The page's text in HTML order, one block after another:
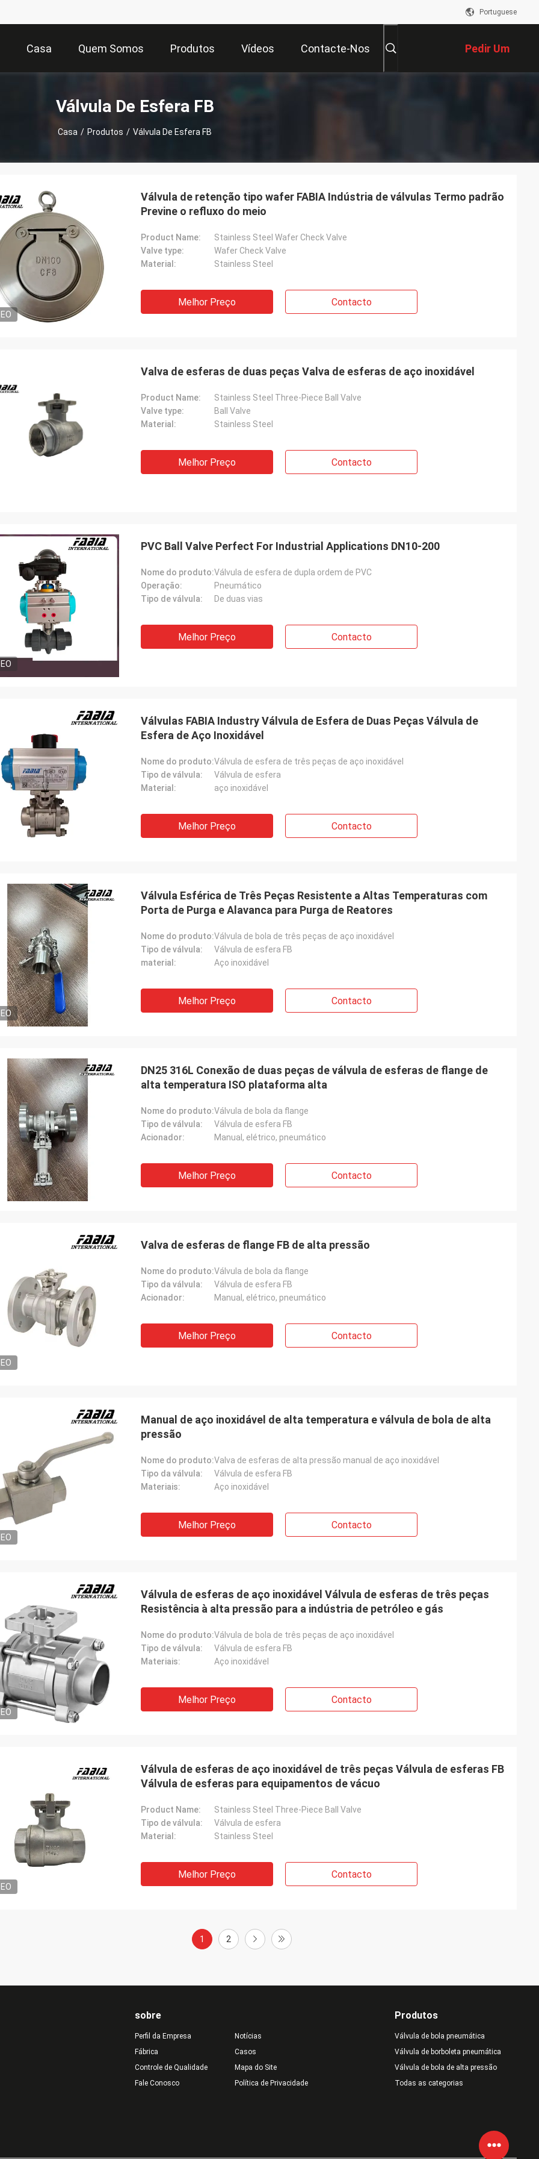
Portuguese
Casa Quem Somos Produtos Vídeos Contacte-Nos Pedir Um
Orçamento
Válvula De Esfera FB
Casa / Produtos / Válvula De Esfera FB
Válvula de retenção tipo wafer FABIA Indústria de válvulas Termo padrão
Previne o refluxo do meio
Product Name:
Stainless Steel Wafer Check Valve
Valve type:
Wafer Check Valve
Material:
Stainless Steel
Melhor Preço Contacto
Valva de esferas de duas peças Valva de esferas de aço inoxidável
Product Name:
Stainless Steel Three-Piece Ball Valve
Valve type:
Ball Valve
Material:
Stainless Steel
Melhor Preço Contacto
PVC Ball Valve Perfect For Industrial Applications DN10-200
Nome do produto:Válvula de esfera de dupla ordem de PVC
Operação:
Pneumático
Tipo de válvula:
De duas vias
Melhor Preço Contacto
Válvulas FABIA Industry Válvula de Esfera de Duas Peças Válvula de
Esfera de Aço Inoxidável
Nome do produto:Válvula de esfera de três peças de aço inoxidável
Tipo de válvula:
Válvula de esfera
Material:
aço inoxidável
Melhor Preço Contacto
Válvula Esférica de Três Peças Resistente a Altas Temperaturas com
Porta de Purga e Alavanca para Purga de Reatores
Nome do produto:Válvula de bola de três peças de aço inoxidável
Tipo de válvula:
Válvula de esfera FB
material:
Aço inoxidável
Melhor Preço Contacto
DN25 316L Conexão de duas peças de válvula de esferas de flange de
alta temperatura ISO plataforma alta
Nome do produto:Válvula de bola da flange
Tipo de válvula:
Válvula de esfera FB
Acionador:
Manual, elétrico, pneumático
Melhor Preço Contacto
Valva de esferas de flange FB de alta pressão
Nome do produto:Válvula de bola da flange
Tipo da válvula:
Válvula de esfera FB
Acionador:
Manual, elétrico, pneumático
Melhor Preço Contacto
Manual de aço inoxidável de alta temperatura e válvula de bola de alta
pressão
Nome do produto:Valva de esferas de alta pressão manual de aço inoxidável
Tipo da válvula:
Válvula de esfera FB
Materiais:
Aço inoxidável
Melhor Preço Contacto
Válvula de esferas de aço inoxidável Válvula de esferas de três peças
Resistência à alta pressão para a indústria de petróleo e gás
Nome do produto:Válvula de bola de três peças de aço inoxidável
Tipo de válvula:
Válvula de esfera FB
Materiais:
Aço inoxidável
Melhor Preço Contacto
Válvula de esferas de aço inoxidável de três peças Válvula de esferas FB
Válvula de esferas para equipamentos de vácuo
Product Name:
Stainless Steel Three-Piece Ball Valve
Tipo de válvula:
Válvula de esfera
Material:
Stainless Steel
Melhor Preço Contacto
1 2
sobre
Perfil da Empresa
Fábrica
Controle de Qualidade
Fale Conosco
Notícias
Casos
Mapa do Site
Política de Privacidade
Produtos
Válvula de bola pneumática
Válvula de borboleta pneumática
Válvula de bola de alta pressão
Todas as categorias